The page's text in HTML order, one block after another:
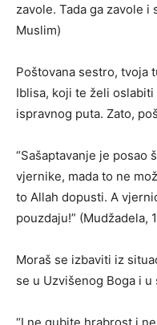
zavole. Tada ga zavole i
Muslim)
Poštovana sestro, tvoja
Iblisa, koji te želi
ispravnog puta. Zato,
“Sašaptavanje je posao
vjernike, mada to ne
to Allah dopusti. A
pouzdaju!” (Mudžadela,
Moraš se izbaviti iz
se u Uzvišenog Boga i u